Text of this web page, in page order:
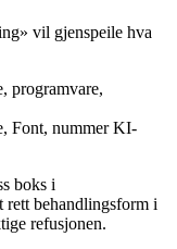
» vil gjenspeile hva
boks i
rett behandlingsform i
refusjonen.